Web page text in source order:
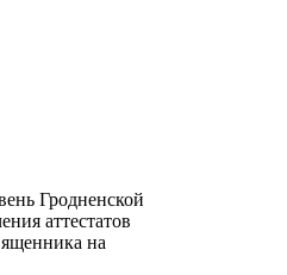
Гродненской
аттестатов
на